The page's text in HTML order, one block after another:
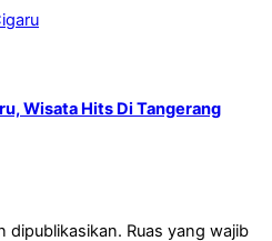
Wisata Hits Di Tangerang
dipublikasikan. Ruas yang wajib